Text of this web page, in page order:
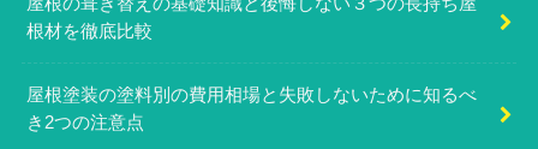
根材を徹底比較
屋根塗装の塗料別の費用相場と失敗しないために知るべ
き2つの注意点